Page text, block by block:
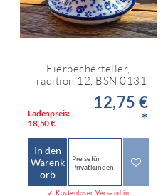
Eierbecherteller,
Tradition 12, BSN 0131
Ladenpreis:
18,50 €
12,75 €
*
In den
Warenk
orb
Preise für
Privatkunden
✓ Kostenloser Versand in